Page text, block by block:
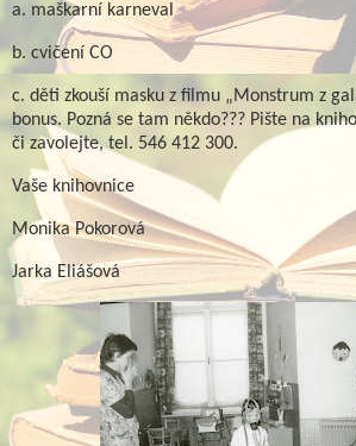
a. maškarní karneval
b. cvičení CO
c. děti zkouší masku z filmu „Monstrum z
bonus. Pozná se tam někdo??? Pište na
či zavolejte, tel. 546 412 300.
Vaše knihovnice
Monika Pokorová
Jarka Eliášová